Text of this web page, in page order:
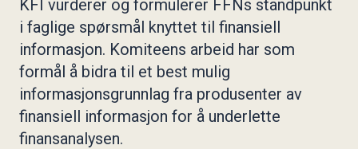
FFN kurs om finansielle konsekvenser av ESG
NHH/FFN fordypningsstudium i Corporate Finance
NHH/FFN fordypningsstudium i kapitalforvaltning
Publikasjoner
Stockmanprisen
Arkiv
Organisasjonen
Våre fagkomiteer
Våre bedriftsmedlemmer
Internasjonalt samarbeid
Etikk i FFN
Regnskap og årsberetning
Kvinner i frontfinans
Bli med i KIFF
Styret i KIFF
Bli medlem Om FFN
KFI vurderer og formulerer FFNs standpunkt
i faglige spørsmål knyttet til finansiell
informasjon. Komiteens arbeid har som
formål å bidra til et best mulig
informasjonsgrunnlag fra produsenter av
finansiell informasjon for å underlette
finansanalysen.